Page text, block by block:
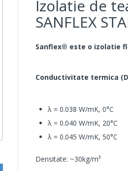
Izolatie de
SANFLEX
Sanflex® este o izolatie
Conductivitate termica
λ = 0.038 W/mK, 0°C
λ = 0.040 W/mK, 20°C
λ = 0.045 W/mK, 50°C
Densitate: ~30kg/m³